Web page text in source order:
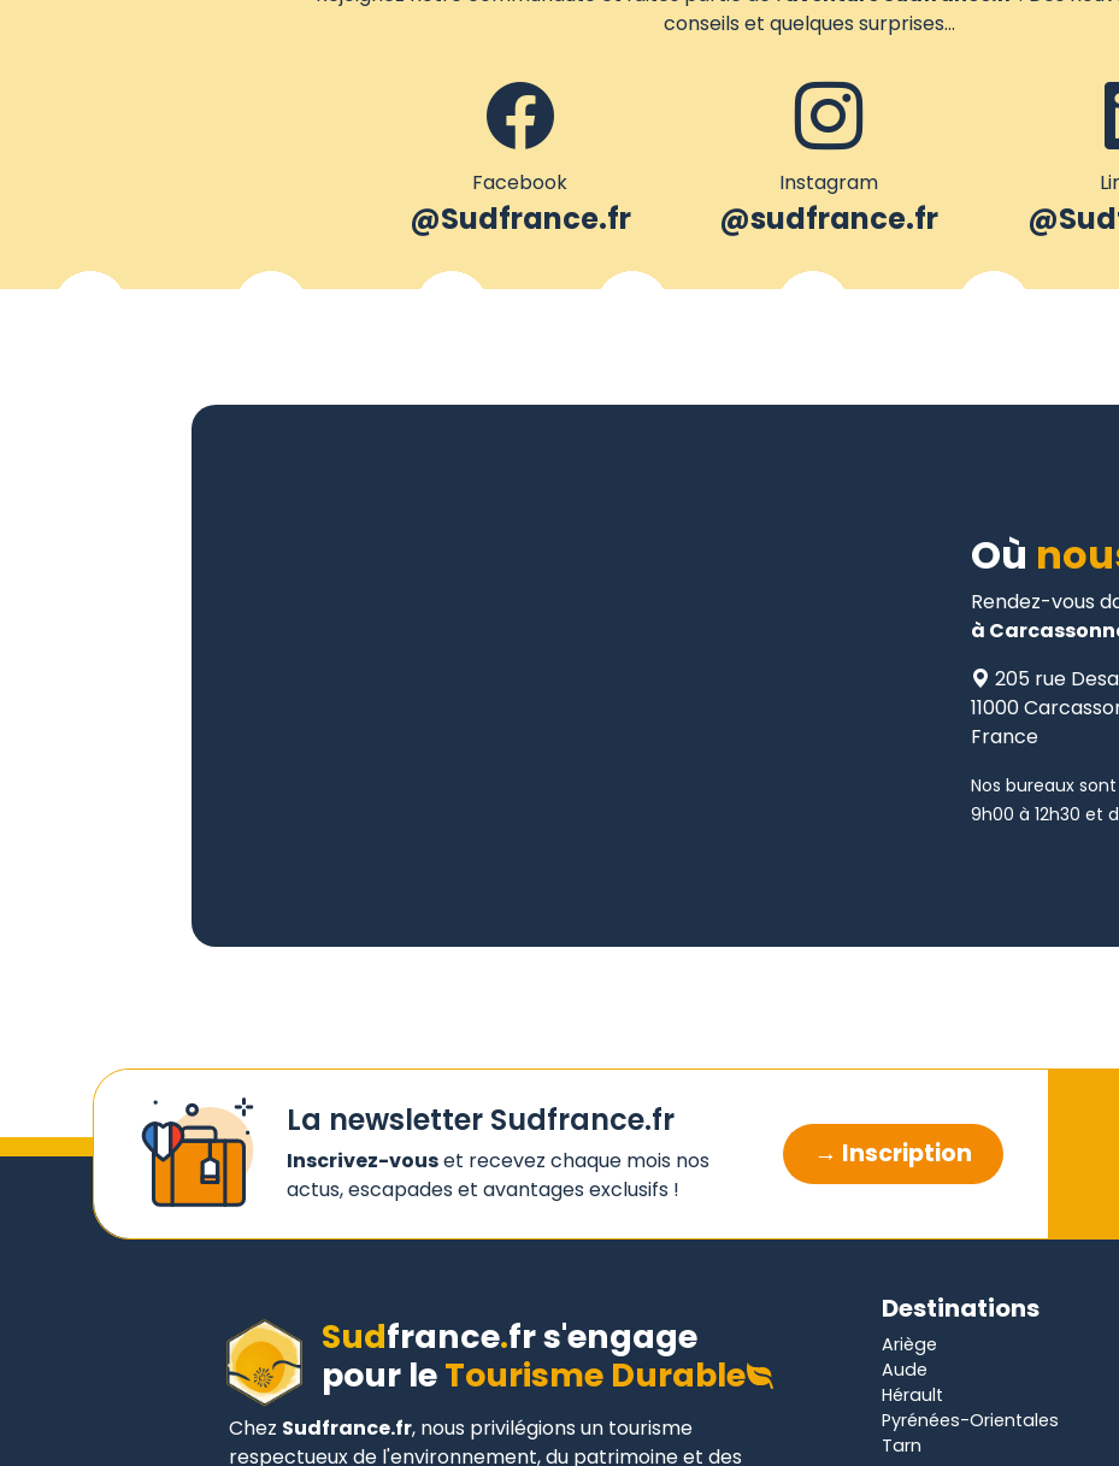
conseils et quelques surprises...
Facebook
@Sudfrance.fr
Instagram
@sudfrance.fr
Où
Rendez-vous
à
205 rue
11000
France
Nos bureaux
9h00 à 12h30 et
La newsletter Sudfrance.fr
Inscrivez-vouset recevez chaque mois nos
actus, escapades et avantages exclusifs !
→ Inscription
Sudfrance.frs'engage
pour leTourisme Durable
Chez Sudfrance.fr, nous privilégions un tourisme
respectueux de l'environnement, du patrimoine et des
Destinations
Ariège
Aude
Hérault
Pyrénées-Orientales
Tarn